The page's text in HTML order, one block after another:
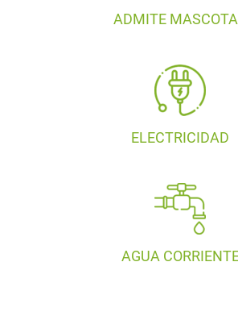
ADMITE
ELECTRICIDAD
AGUA